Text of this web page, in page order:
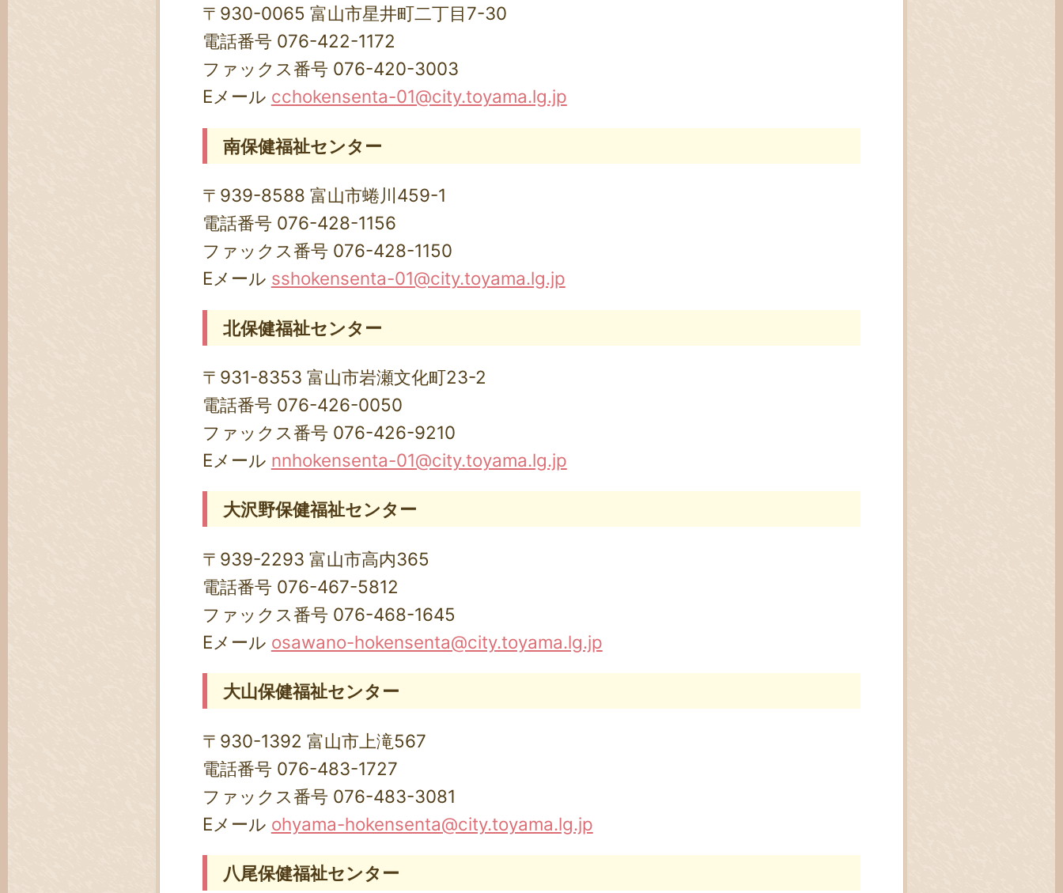
〒930-0065 富山市星井町二丁目7-30
電話番号 076-422-1172
ファックス番号 076-420-3003
Eメール cchokensenta-01@city.toyama.lg.jp
南保健福祉センター
〒939-8588 富山市蜷川459-1
電話番号 076-428-1156
ファックス番号 076-428-1150
Eメール sshokensenta-01@city.toyama.lg.jp
北保健福祉センター
〒931-8353 富山市岩瀬文化町23-2
電話番号 076-426-0050
ファックス番号 076-426-9210
Eメール nnhokensenta-01@city.toyama.lg.jp
大沢野保健福祉センター
〒939-2293 富山市高内365
電話番号 076-467-5812
ファックス番号 076-468-1645
Eメール osawano-hokensenta@city.toyama.lg.jp
大山保健福祉センター
〒930-1392 富山市上滝567
電話番号 076-483-1727
ファックス番号 076-483-3081
Eメール ohyama-hokensenta@city.toyama.lg.jp
八尾保健福祉センター